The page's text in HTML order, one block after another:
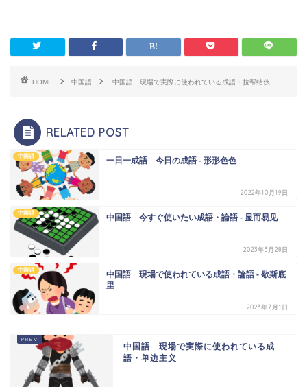
HOME 中国語 中国語 現場で実際に使われている成語・拉帮结伙
RELATED POST
中国語 一日一成語 今日の成語 - 形形色色
2022年10月19日
中国語 中国語 今すぐ使いたい成語・論語 - 显而易见
2023年3月28日
中国語
中国語 現場で使われている成語・論語 - 歇斯底
里
2023年7月1日
中国語 現場で実際に使われている成
語・单边主义